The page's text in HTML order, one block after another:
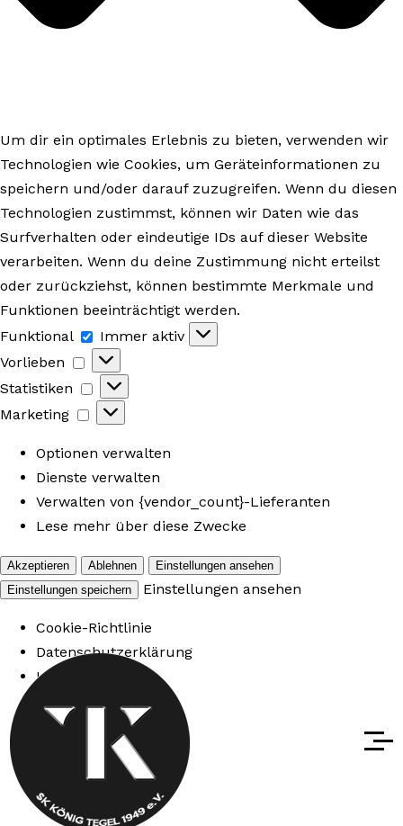
Um dir ein optimales Erlebnis zu bieten, verwenden wir
Technologien wie Cookies, um Geräteinformationen zu
speichern und/oder darauf zuzugreifen. Wenn du diesen
Technologien zustimmst, können wir Daten wie das
Surfverhalten oder eindeutige IDs auf dieser Website
verarbeiten. Wenn du deine Zustimmung nicht erteilst
oder zurückziehst, können bestimmte Merkmale und
Funktionen beeinträchtigt werden.
Funktional
Funktional
Immer aktiv
Vorlieben
Vorlieben
Statistiken
Statistiken
Marketing
Marketing
Optionen verwalten
Dienste verwalten
Verwalten von {vendor_count}-Lieferanten
Lese mehr über diese Zwecke
Akzeptieren Ablehnen
Einstellungen ansehen
Einstellungen speichern
Einstellungen ansehen
Cookie-Richtlinie
Datenschutzerklärung
Impressum